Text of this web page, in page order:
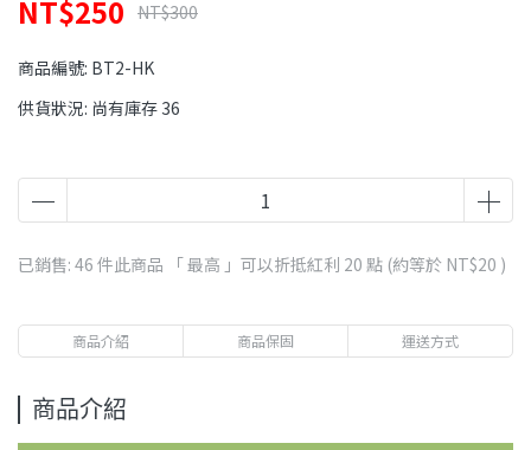
NT$250 NT$300
商品編號: BT2-HK
供貨狀況: 尚有庫存 36
已銷售: 46 件此商品 「 最高 」可以折抵紅利 20 點 (約等於 NT$20 )
商品介紹 商品保固 運送方式
商品介紹